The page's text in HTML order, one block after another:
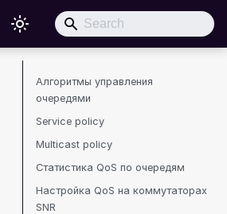
Алгоритмы управления
очередями
Service policy
Multicast policy
Статистика QoS по очередям
Настройка QoS на коммутаторах
SNR